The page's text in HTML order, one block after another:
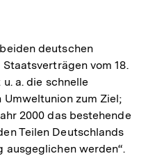
deutschen
vom 18.
a. die schnelle
zum Ziel;
2000 das bestehende
Teilen Deutschlands
ausgeglichen werden“.